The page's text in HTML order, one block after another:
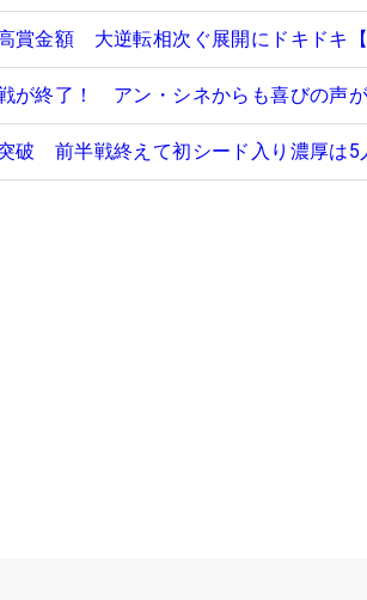
賞金額 大逆転相次ぐ展開にドキドキ【
が終了！ アン・シネからも喜びの声が
破 前半戦終えて初シード入り濃厚は5